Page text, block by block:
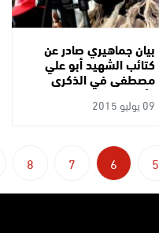
بيان جماهيري صادر عن
كتائب الشهيد أبو علي
مصطفى في الذكرى
الأولى للعدوان الصهيوني
على غزة
09 يوليو 2015
5
6
7
8